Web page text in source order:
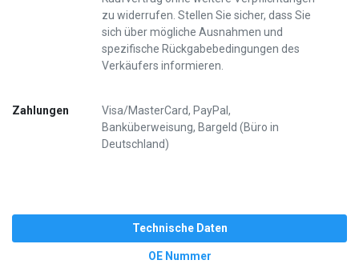
zu widerrufen. Stellen Sie sicher, dass Sie
sich über mögliche Ausnahmen und
spezifische Rückgabebedingungen des
Verkäufers informieren.
Zahlungen
Visa/MasterCard, PayPal,
Banküberweisung, Bargeld (Büro in
Deutschland)
Technische Daten
OE Nummer